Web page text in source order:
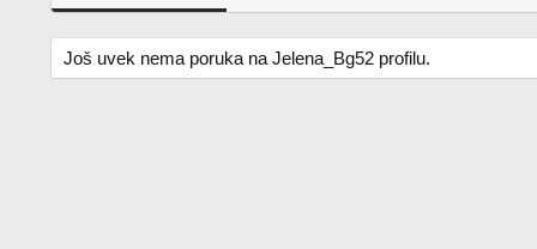
Još uvek nema poruka na Jelena_Bg52 profilu.